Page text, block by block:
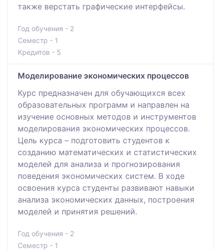
также верстать графические интерфейсы.
Год обучения - 2
Семестр - 1
Кредитов - 5
Моделирование экономических процессов
Курс предназначен для обучающихся всех
образовательных программ и направлен на
изучение основных методов и инструментов
моделирования экономических процессов.
Цель курса – подготовить студентов к
созданию математических и статистических
моделей для анализа и прогнозирования
поведения экономических систем. В ходе
освоения курса студенты развивают навыки
анализа экономических данных, построения
моделей и принятия решений.
Год обучения - 2
Семестр - 1